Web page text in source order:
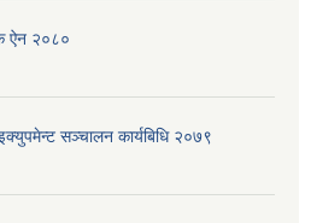
ऐन २०८०
सञ्चालन कार्यबिधि २०७९